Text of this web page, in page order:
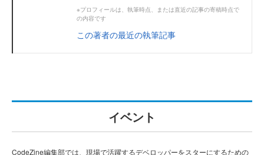
※プロフィールは、執筆時点、または直近の記事の寄稿時点で
の内容です
この著者の最近の執筆記事
イベント
CodeZine編集部では、現場で活躍するデベロッパーをスターにするための